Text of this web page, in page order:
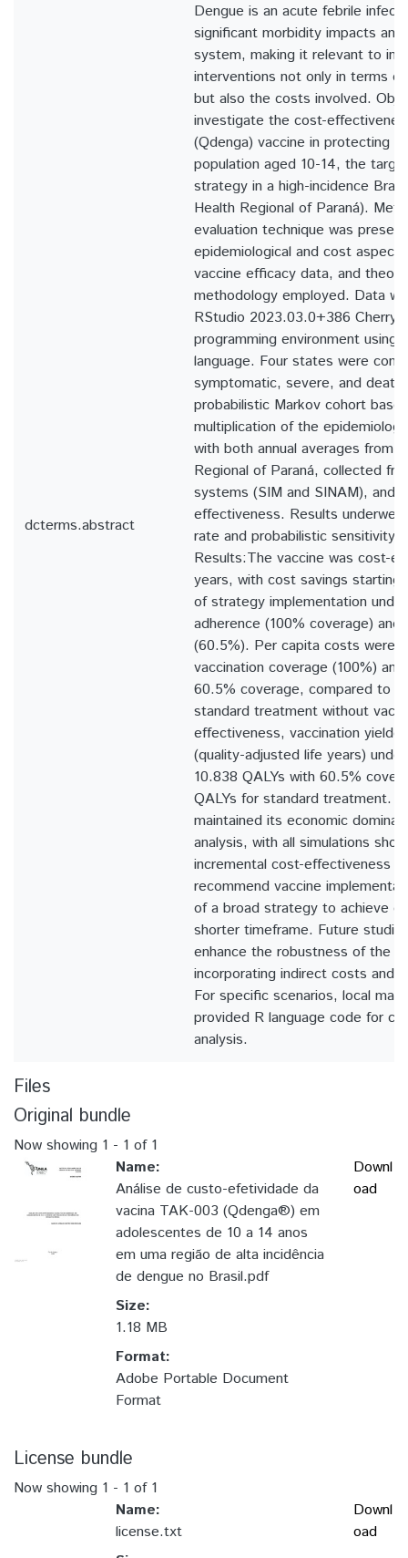
dcterms.abstract
Dengue is an acute febrile
significant morbidity impacts
system, making it relevant to
interventions not only in terms
but also the costs involved.
investigate the cost-
(Qdenga) vaccine in protecting
population aged 10-14, the
strategy in a high-incidence
Health Regional of Paraná).
evaluation technique was
epidemiological and cost
vaccine efficacy data, and
methodology employed. Data
RStudio 2023.03.0+386 Cherry
programming environment using
language. Four states were
symptomatic, severe, and
probabilistic Markov cohort
multiplication of the
with both annual averages from
Regional of Paraná, collected
systems (SIM and SINAM), and
effectiveness. Results
rate and probabilistic sensitivity
Results:The vaccine was cost-
years, with cost savings starting
of strategy implementation
adherence (100% coverage) and
(60.5%). Per capita costs were
vaccination coverage (100%)
60.5% coverage, compared to
standard treatment without
effectiveness, vaccination
(quality-adjusted life years)
10.838 QALYs with 60.5%
QALYs for standard treatment.
maintained its economic
analysis, with all simulations
incremental cost-effectiveness
recommend vaccine
of a broad strategy to achieve
shorter timeframe. Future
enhance the robustness of the
incorporating indirect costs and
For specific scenarios, local
provided R language code for
analysis.
Files
Original bundle
Now showing 1 - 1 of 1
Name:
Análise de custo-efetividade da
vacina TAK-003 (Qdenga®) em
adolescentes de 10 a 14 anos
em uma região de alta incidência
de dengue no Brasil.pdf
Size:
1.18 MB
Format:
Adobe Portable Document
Format
Downl
oad
License bundle
Now showing 1 - 1 of 1
Name:
license.txt
Downl
oad